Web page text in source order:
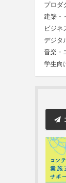
プロダ
建築・
ビジネ
デジタ
音楽・
学生向